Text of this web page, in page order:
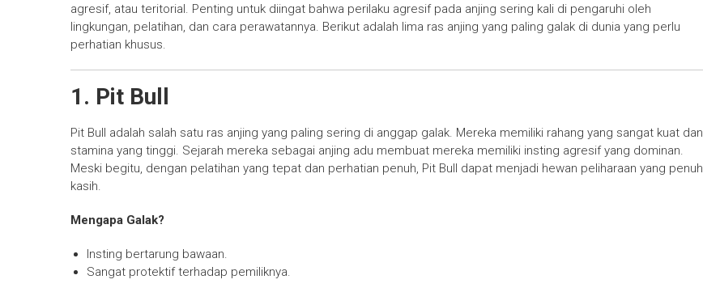
agresif, atau teritorial. Penting untuk diingat bahwa perilaku agresif pada anjing sering kali di pengaruhi oleh
lingkungan, pelatihan, dan cara perawatannya. Berikut adalah lima ras anjing yang paling galak di dunia yang perlu
perhatian khusus.
1. Pit Bull
Pit Bull adalah salah satu ras anjing yang paling sering di anggap galak. Mereka memiliki rahang yang sangat kuat dan
stamina yang tinggi. Sejarah mereka sebagai anjing adu membuat mereka memiliki insting agresif yang dominan.
Meski begitu, dengan pelatihan yang tepat dan perhatian penuh, Pit Bull dapat menjadi hewan peliharaan yang penuh
kasih.
Mengapa Galak?
Insting bertarung bawaan.
Sangat protektif terhadap pemiliknya.